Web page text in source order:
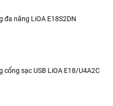
đa năng LiOA E18S2DN
cổng sạc USB LiOA E18/U4A2C